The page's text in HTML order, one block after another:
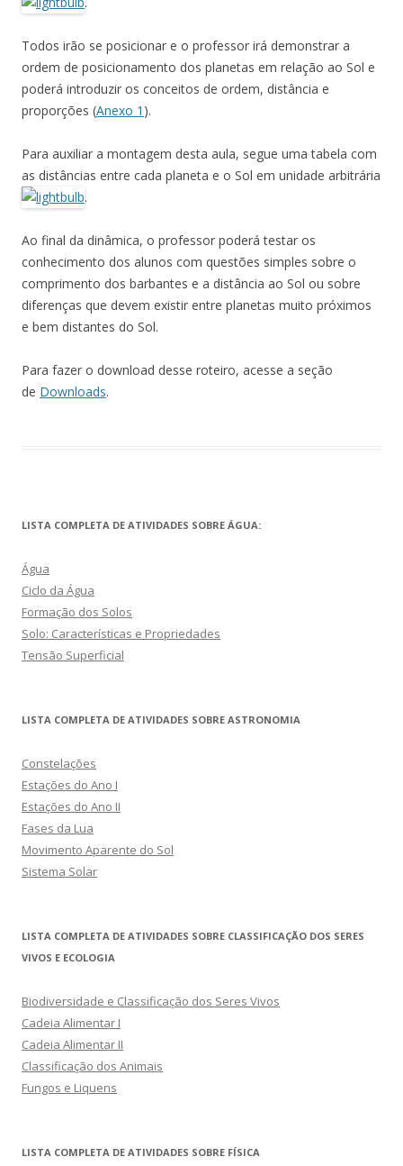
Todos irão se posicionar e o professor irá demonstrar a
ordem de posicionamento dos planetas em relação ao Sol e
poderá introduzir os conceitos de ordem, distância e
proporções (Anexo 1 ).
Para auxiliar a montagem desta aula, segue uma tabela com
as distâncias entre cada planeta e o Sol em unidade arbitrária
.
Ao final da dinâmica, o professor poderá testar os
conhecimento dos alunos com questões simples sobre o
comprimento dos barbantes e a distância ao Sol ou sobre
diferenças que devem existir entre planetas muito próximos
e bem distantes do Sol.
Para fazer o download desse roteiro, acesse a seção
de Downloads.
LISTA COMPLETA DE ATIVIDADES SOBRE ÁGUA:
Água
Ciclo da Água
Formação dos Solos
Solo: Características e Propriedades
Tensão Superficial
LISTA COMPLETA DE ATIVIDADES SOBRE ASTRONOMIA
Constelações
Estações do Ano I
Estações do Ano II
Fases da Lua
Movimento Aparente do Sol
Sistema Solar
LISTA COMPLETA DE ATIVIDADES SOBRE CLASSIFICAÇÃO DOS SERES
VIVOS E ECOLOGIA
Biodiversidade e Classificação dos Seres Vivos
Cadeia Alimentar I
Cadeia Alimentar II
Classificação dos Animais
Fungos e Liquens
LISTA COMPLETA DE ATIVIDADES SOBRE FÍSICA